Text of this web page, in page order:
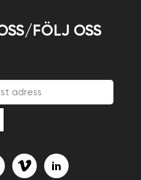
FÖLJ OSS